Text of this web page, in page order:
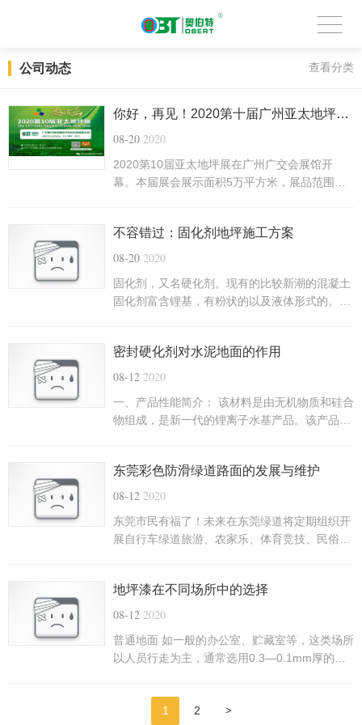
公司动态 查看分类
你好，再见！2020第十届广州亚太地坪展亮相
08-20 2020
2020第10届亚太地坪展在广州广交会展馆开
幕。本届展会展示面积5万平方米，展品范围覆
企业参展。展会吸引来自国内其他省份以及东南
亚、欧美、中东、中亚等多个国家和地区的海内
不容错过：固化剂地坪施工方案
08-20 2020
固化剂，又名硬化剂。现有的比较新潮的混凝土
固化剂富含锂基，有粉状的以及液体形式的。它
的化学反应产生硬质性物质。这些物质会使得混
凝土表面的密实度得到很大提高，因而混凝土表
质的...
密封硬化剂对水泥地面的作用
08-12 2020
一、产品性能简介： 该材料是由无机物质和硅合
物组成，是新一代的锂离子水基产品。该产品为
含VOC成分，通过美国农业部USDA测试，该产
品通过有效渗透，与混凝土中的游离氧化钙成分
结构...
东莞彩色防滑绿道路面的发展与维护
08-12 2020
东莞市民有福了！未来在东莞绿道将定期组织开
展自行车绿道旅游、农家乐、体育竞技、民俗展
动。 近日，东莞市城市综合管理局网站上公布了
《东莞市绿道管理办法（征求意见稿）》（以下
地坪漆在不同场所中的选择
08-12 2020
普通地面 如一般的办公室、贮藏室等，这类场所
以人员行走为主，通常选用0.3—0.1mm厚的耐
地面符合GMP认证要求，且要求平整光洁、无尘
1 2 >